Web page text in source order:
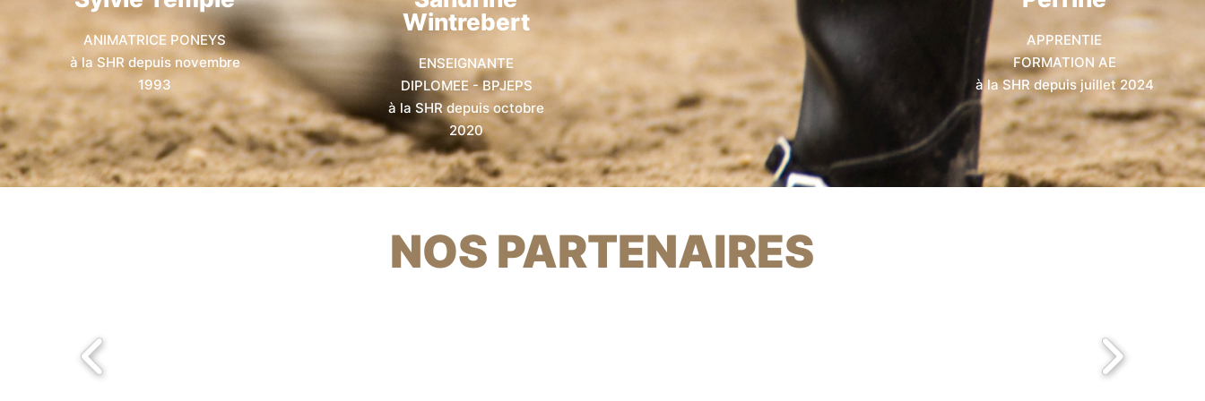
ANIMATRICE PONEYS
à la SHR depuis novembre
1993
Wintrebert
ENSEIGNANTE
DIPLOMEE - BPJEPS
à la SHR depuis octobre
2020
APPRENTIE
FORMATION AE
à la SHR depuis juillet 2024
NOS PARTENAIRES